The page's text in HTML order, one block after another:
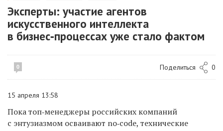
Эксперты: участие агентов
искусственного интеллекта
в бизнес‑процессах уже стало фактом
0 Поделиться 0
15 апреля 13:58
Пока топ‑менеджеры российских компаний
с энтузиазмом осваивают no‑code, технические